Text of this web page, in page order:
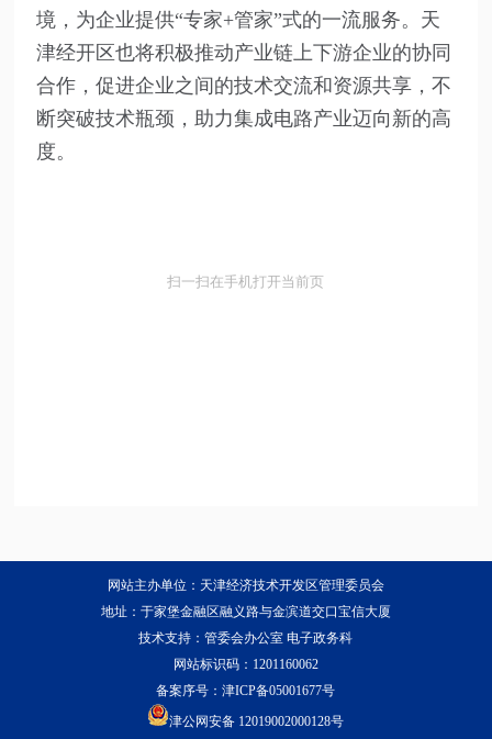
境，为企业提供“专家+管家”式的一流服务。天
津经开区也将积极推动产业链上下游企业的协同
合作，促进企业之间的技术交流和资源共享，不
断突破技术瓶颈，助力集成电路产业迈向新的高
度。
扫一扫在手机打开当前页
网站主办单位：天津经济技术开发区管理委员会
地址：于家堡金融区融义路与金滨道交口宝信大厦
技术支持：管委会办公室 电子政务科
网站标识码：1201160062
备案序号：津ICP备05001677号
津公网安备 12019002000128号